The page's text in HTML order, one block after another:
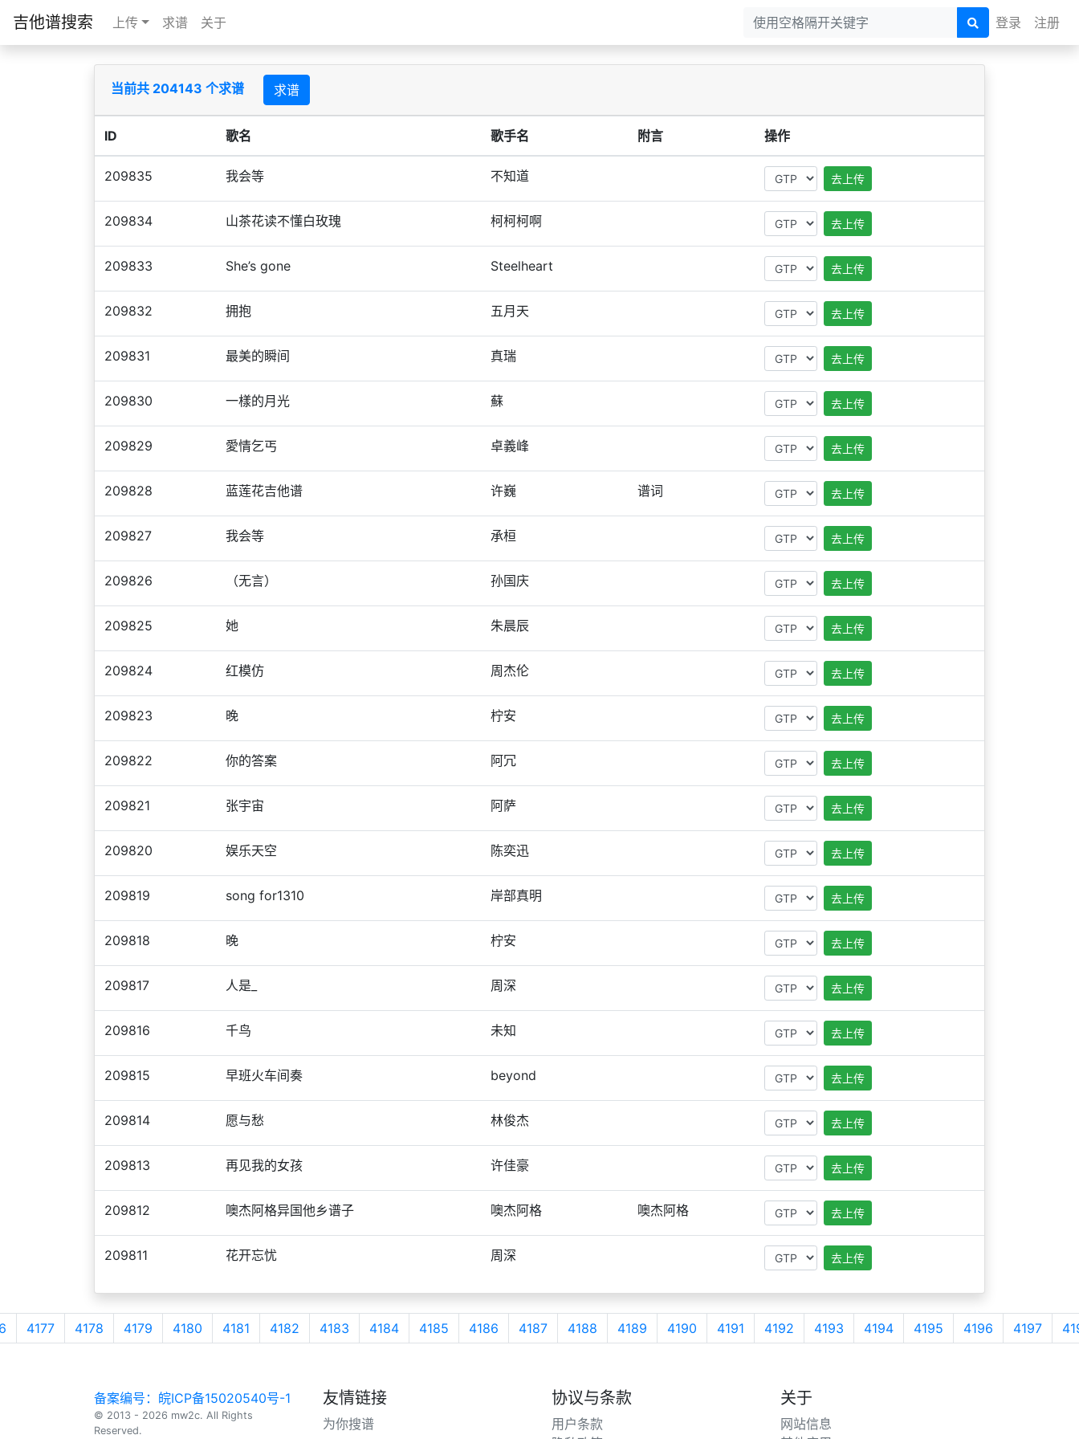
吉他谱搜索 上传 求谱 关于 登录 注册
当前共 204143 个求谱 求谱
ID 歌名 歌手名 附言 操作
209835 我会等 不知道 去上传
209834 山茶花读不懂白玫瑰 柯柯柯啊 去上传
209833 She’s gone Steelheart 去上传
209832 拥抱 五月天 去上传
209831 最美的瞬间 真瑞 去上传
209830 一樣的月光 蘇 去上传
209829 愛情乞丐 卓義峰 去上传
209828 蓝莲花吉他谱 许巍 谱词 去上传
209827 我会等 承桓 去上传
209826 （无言） 孙国庆 去上传
209825 她 朱晨辰 去上传
209824 红模仿 周杰伦 去上传
209823 晚 柠安 去上传
209822 你的答案 阿冗 去上传
209821 张宇宙 阿萨 去上传
209820 娱乐天空 陈奕迅 去上传
209819 song for1310 岸部真明 去上传
209818 晚 柠安 去上传
209817 人是_ 周深 去上传
209816 千鸟 未知 去上传
209815 早班火车间奏 beyond 去上传
209814 愿与愁 林俊杰 去上传
209813 再见我的女孩 许佳豪 去上传
209812 噢杰阿格异国他乡谱子 噢杰阿格 噢杰阿格 去上传
209811 花开忘忧 周深 去上传
4177 4178 4179 4180 4181 4182 4183 4184 4185 4186 4187 4188 4189 4190 4191 4192 4193 4194 4195 4196 4197
备案编号：皖ICP备15020540号-1
© 2013 - 2026 mw2c. All Rights
Reserved.
友情链接
为你搜谱
协议与条款
用户条款
关于
网站信息